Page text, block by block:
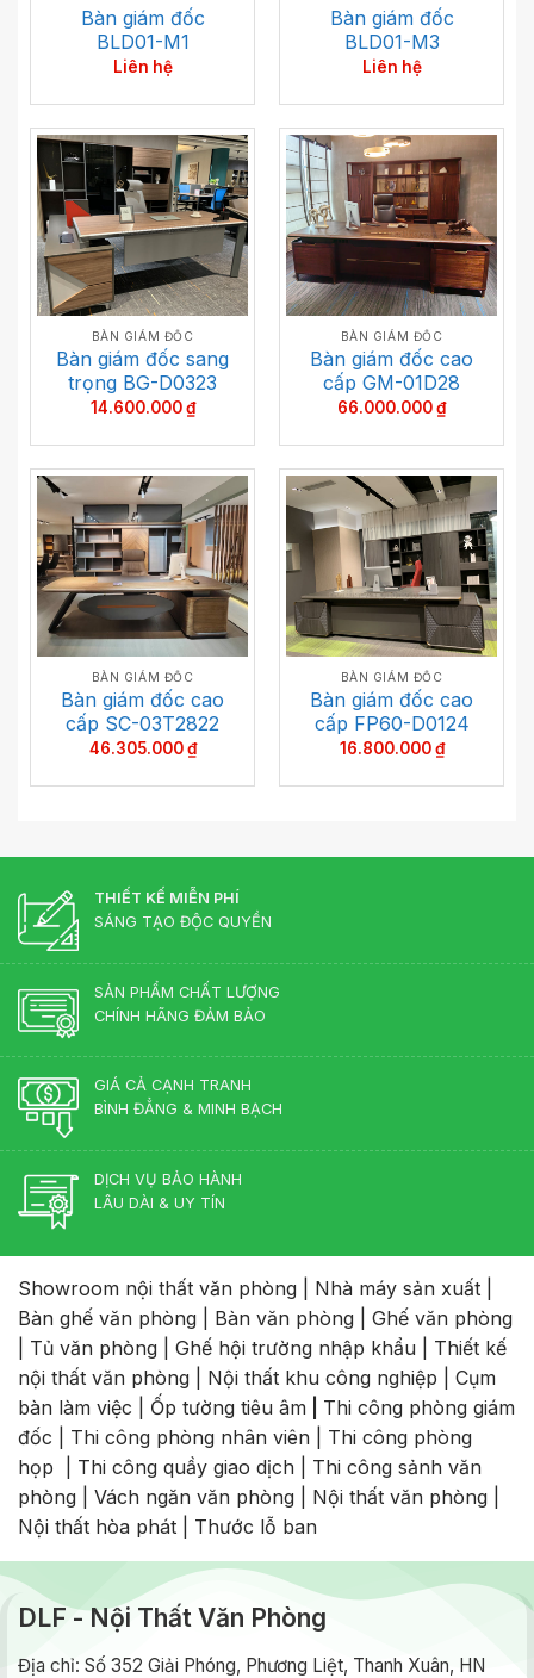
Bàn giám đốc
BLD01-M1
Liên hệ
Bàn giám đốc
BLD01-M3
Liên hệ
BÀN GIÁM ĐỐC
Bàn giám đốc sang
trọng BG-D0323
14.600.000₫
BÀN GIÁM ĐỐC
Bàn giám đốc cao
cấp GM-01D28
66.000.000₫
BÀN GIÁM ĐỐC
Bàn giám đốc cao
cấp SC-03T2822
46.305.000₫
BÀN GIÁM ĐỐC
Bàn giám đốc cao
cấp FP60-D0124
16.800.000₫
THIẾT KẾ MIỄN PHÍ
SÁNG TẠO ĐỘC QUYỀN
SẢN PHẨM CHẤT LƯỢNG
CHÍNH HÃNG ĐẢM BẢO
GIÁ CẢ CẠNH TRANH
BÌNH ĐẲNG & MINH BẠCH
DỊCH VỤ BẢO HÀNH
LÂU DÀI & UY TÍN
Showroom nội thất văn phòng Nhà máy sản xuất
Bàn ghế văn phòng
Bàn văn phòng
Ghế văn phòng
Tủ văn phòng Ghế hội trường nhập khẩu
Thiết kế
nội thất văn phòng
Nội thất khu công nghiệp
Cụm
bàn làm việc
Ốp tường tiêu âm
Thi công phòng giám
đốc
Thi công phòng nhân viên
Thi công phòng
họp
Thi công quầy giao dịch
Thi công sảnh văn
phòng
Vách ngăn văn phòng Nội thất văn phòng
Nội thất hòa phát
Thước lỗ ban
DLF - Nội Thất Văn Phòng
Địa chỉ: Số 352 Giải Phóng, Phương Liệt, Thanh Xuân, HN